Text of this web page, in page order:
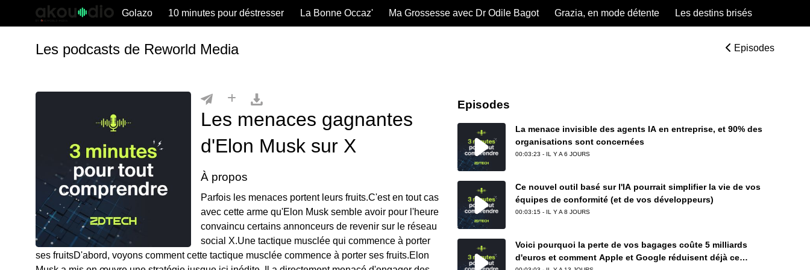
Golazo 10 minutes pour déstresser La Bonne Occaz' Ma Grossesse avec Dr Odile Bagot Grazia, en mode détente Les destins brisés
Les podcasts de Reworld Media Episodes
Les menaces gagnantes
d'Elon Musk sur X
À propos
Parfois les menaces portent leurs fruits.C'est en tout cas
avec cette arme qu'Elon Musk semble avoir pour l'heure
convaincu certains annonceurs de revenir sur le réseau
social X.Une tactique musclée qui commence à porter
ses fruitsD'abord, voyons comment cette tactique musclée commence à porter ses fruits.Elon
Episodes
La menace invisible des agents IA en entreprise, et 90% des
organisations sont concernées
00:03:23 - IL Y A 6 JOURS
Ce nouvel outil basé sur l'IA pourrait simplifier la vie de vos
équipes de conformité (et de vos développeurs)
00:03:15 - IL Y A 8 JOURS
Voici pourquoi la perte de vos bagages coûte 5 milliards
d'euros et comment Apple et Google réduisent déjà ce